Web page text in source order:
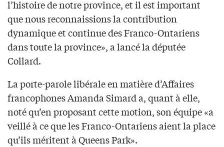
l’histoire de notre province, et il est important
que nous reconnaissions la contribution
dynamique et continue des Franco-Ontariens
dans toute la province», a lancé la députée
Collard.
La porte-parole libérale en matière d’Affaires
francophones Amanda Simard a, quant à elle,
noté qu’en proposant cette motion, son équipe «a
veillé à ce que les Franco-Ontariens aient la place
qu’ils méritent à Queens Park».